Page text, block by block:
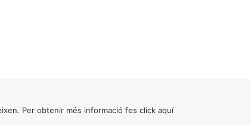
Per obtenir més informació fes click aquí